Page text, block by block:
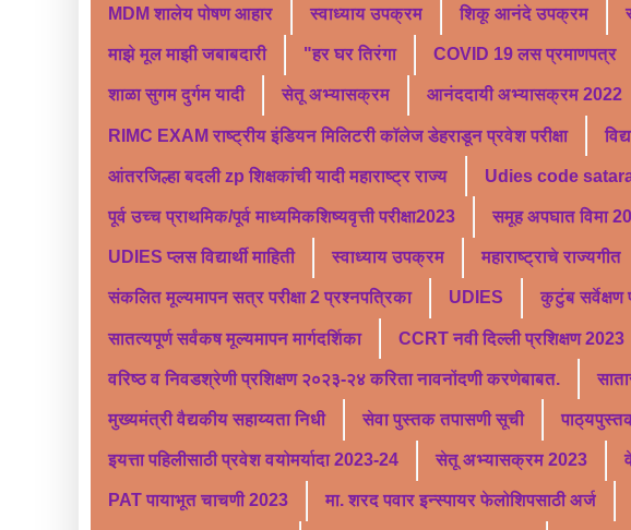
MDM शालेय पोषण आहार स्वाध्याय उपक्रम शिकू आनंदे उपक्रम
माझे मूल माझी जबाबदारी "हर घर तिरंगा COVID 19 लस प्रमाणपत्र
शाळा सुगम दुर्गम यादी सेतू अभ्यासक्रम आनंददायी अभ्यासक्रम 2022
RIMC EXAM राष्ट्रीय इंडियन मिलिटरी कॉलेज डेहराडून प्रवेश परीक्षा
आंतरजिल्हा बदली zp शिक्षकांची यादी महाराष्ट्र राज्य Udies code satara
पूर्व उच्च प्राथमिक/पूर्व माध्यमिकशिष्यवृत्ती परीक्षा2023 समूह अपघात विमा
UDIES प्लस विद्यार्थी माहिती स्वाध्याय उपक्रम महाराष्ट्राचे राज्यगीत
संकलित मूल्यमापन सत्र परीक्षा 2 प्रश्नपत्रिका UDIES कुटुंब सर्वेक्षण
सातत्यपूर्ण सर्वंकष मूल्यमापन मार्गदर्शिका CCRT नवी दिल्ली प्रशिक्षण 2023
वरिष्ठ व निवडश्रेणी प्रशिक्षण २०२३-२४ करिता नावनोंदणी करणेबाबत.
मुख्यमंत्री वैद्यकीय सहाय्यता निधी सेवा पुस्तक तपासणी सूची
इयत्ता पहिलीसाठी प्रवेश वयोमर्यादा 2023-24 सेतू अभ्यासक्रम 2023
PAT पायाभूत चाचणी 2023 मा. शरद पवार इन्स्पायर फेलोशिपसाठी अर्ज